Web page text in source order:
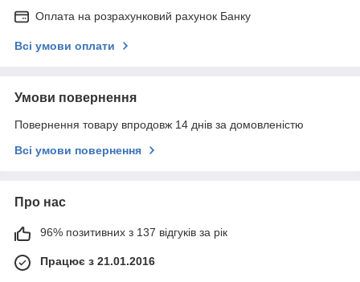
Оплата на розрахунковий рахунок Банку
Всі умови оплати
Умови повернення
Повернення товару впродовж 14 днів за домовленістю
Всі умови повернення
Про нас
96% позитивних з 137 відгуків за рік
Працює з 21.01.2016